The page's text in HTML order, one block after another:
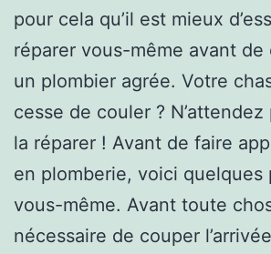
pour cela qu’il est mieux
réparer vous-même avant
un plombier agrée. Votre
cesse de couler ?
la réparer ! Avant de faire
en plomberie, voici quelques
vous-même. Avant toute
nécessaire de couper